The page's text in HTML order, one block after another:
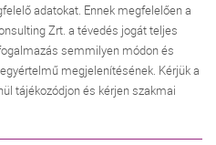
adatokat. Ennek megfelelően a
Zrt. a tévedés jogát teljes
semmilyen módon és
megjelenítésének. Kérjük a
tájékozódjon és kérjen szakmai